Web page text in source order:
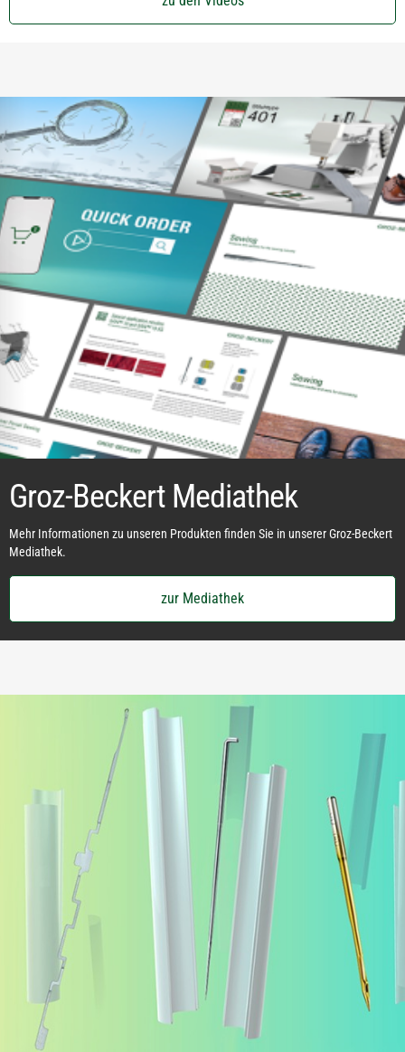
Groz-Beckert Mediathek
Mehr Informationen zu unseren Produkten finden Sie in unserer Groz-Beckert
Mediathek.
zur Mediathek